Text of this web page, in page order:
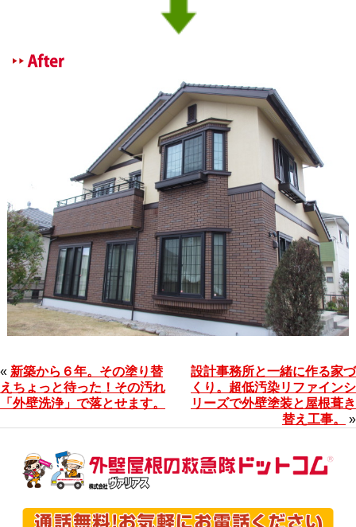
« 新築から６年。その塗り替
えちょっと待った！その汚れ
「外壁洗浄」で落とせます。
設計事務所と一緒に作る家づ
くり。超低汚染リファインシ
リーズで外壁塗装と屋根葺き
替え工事。
»